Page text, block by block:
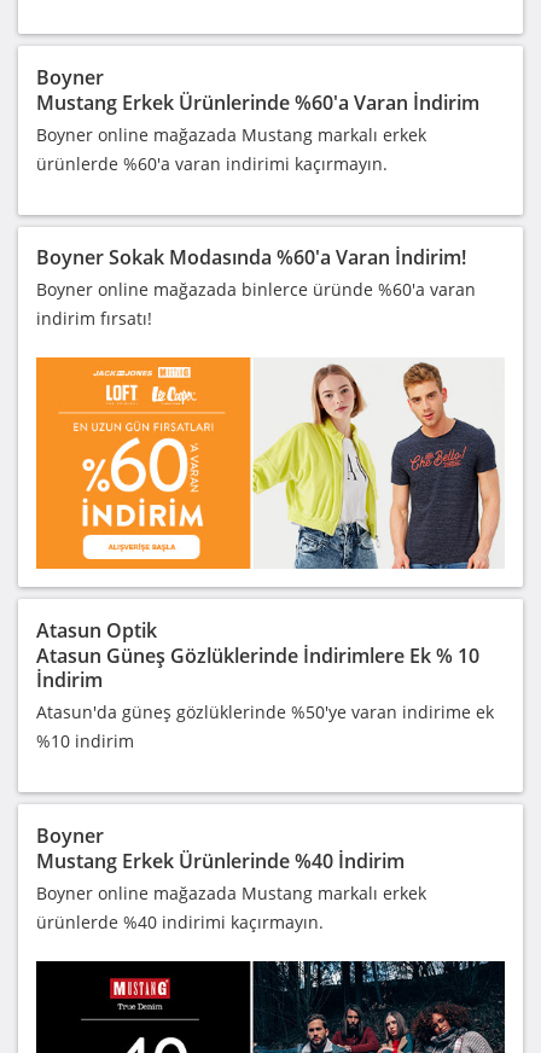
Boyner
Mustang Erkek Ürünlerinde %60'a Varan İndirim
Boyner online mağazada Mustang markalı erkek
ürünlerde %60'a varan indirimi kaçırmayın.
Boyner Sokak Modasında %60'a Varan İndirim!
Boyner online mağazada binlerce üründe %60'a varan
indirim fırsatı!
Atasun Optik
Atasun Güneş Gözlüklerinde İndirimlere Ek % 10
İndirim
Atasun'da güneş gözlüklerinde %50'ye varan indirime ek
%10 indirim
Boyner
Mustang Erkek Ürünlerinde %40 İndirim
Boyner online mağazada Mustang markalı erkek
ürünlerde %40 indirimi kaçırmayın.